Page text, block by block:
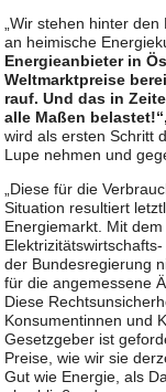
„Wir stehen hinter
an heimische
Energieanbieter in
Weltmarktpreise
rauf. Und das in
alle Maßen
wird als ersten Schritt
Lupe nehmen und
„Diese für die
Situation resultiert
Energiemarkt. Mit
der Bundesregierung
für die angemessene
Diese
Konsumentinnen und
Gesetzgeber ist
Preise, wie wir sie
Gut wie Energie, als